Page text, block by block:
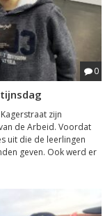
0
zijn
de Arbeid. Voordat
uit die de leerlingen
geven. Ook werd er